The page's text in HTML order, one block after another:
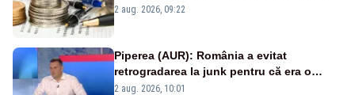
viitoare?
2 aug. 2026, 09:22
Piperea (AUR): România a evitat
retrogradarea la junk pentru că era o
catastrofă pentru bănci și fondurile de
2 aug. 2026, 10:01